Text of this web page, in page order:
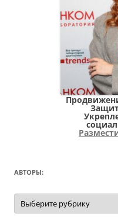
АВТОРЫ:
Авторы: